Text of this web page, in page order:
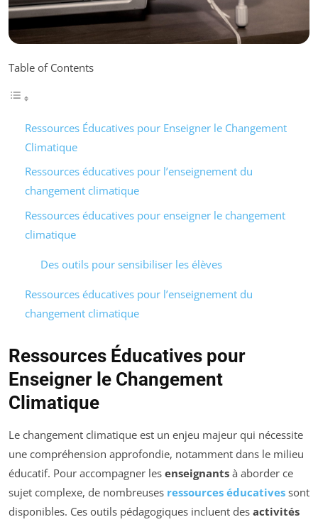
Table of Contents
Ressources Éducatives pour Enseigner le Changement
Climatique
Ressources éducatives pour l’enseignement du
changement climatique
Ressources éducatives pour enseigner le changement
climatique
Des outils pour sensibiliser les élèves
Ressources éducatives pour l’enseignement du
changement climatique
Ressources Éducatives pour
Enseigner le Changement
Climatique
Le changement climatique est un enjeu majeur qui nécessite
une compréhension approfondie, notamment dans le milieu
éducatif. Pour accompagner les enseignants à aborder ce
sujet complexe, de nombreuses ressources éducatives sont
disponibles. Ces outils pédagogiques incluent des activités